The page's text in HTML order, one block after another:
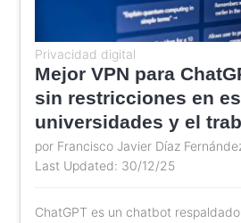
Privacidad digital
Mejor VPN para
sin restricciones en
universidades y el
ChatGPT es un chatbot
por Francisco Javier Díaz
Last Updated: 30/12/25